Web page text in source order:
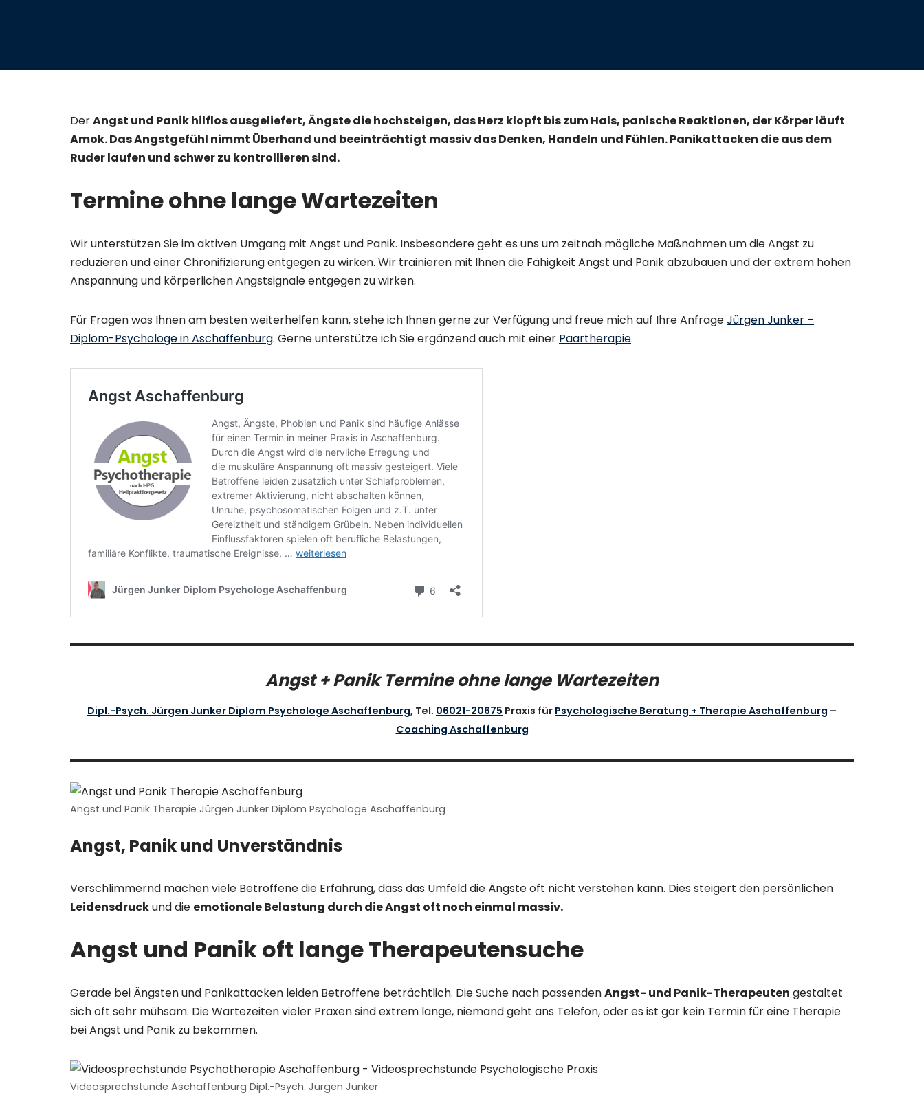
DerAngst und Panik hilflos ausgeliefert, Ängste die hochsteigen, das Herz klopft bis zum Hals, panische Reaktionen, der Körper läuft
Amok. Das Angstgefühl nimmt Überhand und beeinträchtigt massiv das Denken, Handeln und Fühlen. Panikattacken die aus dem
Ruder laufen und schwer zu kontrollieren sind.
Termine ohne lange Wartezeiten
Wir unterstützen Sie im aktiven Umgang mit Angst und Panik. Insbesondere geht es uns um zeitnah mögliche Maßnahmen um die Angst zu
reduzieren und einer Chronifizierung entgegen zu wirken. Wir trainieren mit Ihnen die Fähigkeit Angst und Panik abzubauen und der extrem hohen
Anspannung und körperlichen Angstsignale entgegen zu wirken.
Für Fragen was Ihnen am besten weiterhelfen kann, stehe ich Ihnen gerne zur Verfügung und freue mich auf Ihre AnfrageJürgen Junker –
Diplom-Psychologe in Aschaffenburg. Gerne unterstütze ich Sie ergänzend auch mit einer Paartherapie.
Angst + Panik Termine ohne lange Wartezeiten
Dipl.-Psych. Jürgen Junker Diplom Psychologe Aschaffenburg, Tel. 06021-20675 Praxis für Psychologische Beratung + Therapie Aschaffenburg –
Coaching Aschaffenburg
Angst und Panik Therapie Jürgen Junker Diplom Psychologe Aschaffenburg
Angst, Panik und Unverständnis
Verschlimmernd machen viele Betroffene die Erfahrung, dass das Umfeld die Ängste oft nicht verstehen kann. Dies steigert den persönlichen
Leidensdruckund die emotionale Belastung durch die Angst oft noch einmal massiv.
Angst und Panik oft lange Therapeutensuche
Gerade bei Ängsten und Panikattacken leiden Betroffene beträchtlich. Die Suche nach passendenAngst- und Panik-Therapeuten gestaltet
sich oft sehr mühsam. Die Wartezeiten vieler Praxen sind extrem lange, niemand geht ans Telefon, oder es ist gar kein Termin für eine Therapie
bei Angst und Panik zu bekommen.
Videosprechstunde Aschaffenburg Dipl.-Psych. Jürgen Junker